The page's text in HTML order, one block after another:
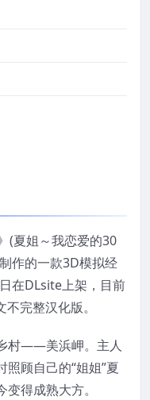
(夏姐～我恋爱的30
作的一款3D模拟经
在DLsite上架，目前
完整汉化版。
村——美浜岬。主人
顾自己的“姐姐”夏
得成熟大方。